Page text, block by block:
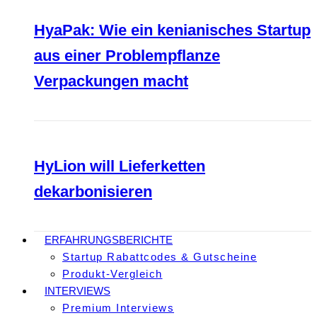
HyaPak: Wie ein kenianisches Startup
aus einer Problempflanze
Verpackungen macht
HyLion will Lieferketten
dekarbonisieren
ERFAHRUNGSBERICHTE
Startup Rabattcodes & Gutscheine
Produkt-Vergleich
INTERVIEWS
Premium Interviews